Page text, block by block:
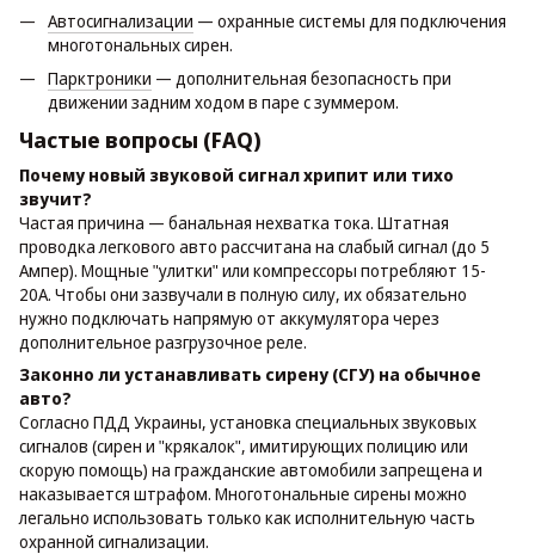
Автосигнализации — охранные системы для подключения
многотональных сирен.
Парктроники — дополнительная безопасность при
движении задним ходом в паре с зуммером.
Частые вопросы (FAQ)
Почему новый звуковой сигнал хрипит или тихо
звучит?
Частая причина — банальная нехватка тока. Штатная
проводка легкового авто рассчитана на слабый сигнал (до 5
Ампер). Мощные "улитки" или компрессоры потребляют 15-
20А. Чтобы они зазвучали в полную силу, их обязательно
нужно подключать напрямую от аккумулятора через
дополнительное разгрузочное реле.
Законно ли устанавливать сирену (СГУ) на обычное
авто?
Согласно ПДД Украины, установка специальных звуковых
сигналов (сирен и "крякалок", имитирующих полицию или
скорую помощь) на гражданские автомобили запрещена и
наказывается штрафом. Многотональные сирены можно
легально использовать только как исполнительную часть
охранной сигнализации.